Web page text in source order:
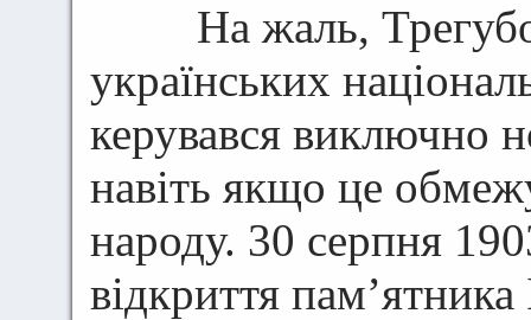
На жаль,
українських
керувався виключно
навіть якщо це
народу. 30 серпня
відкриття